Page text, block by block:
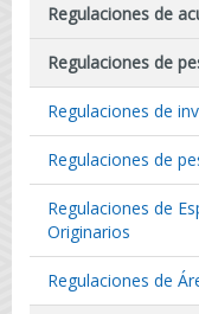
Regulaciones de
Regulaciones de
Regulaciones de
Regulaciones de
Regulaciones de
Originarios
Regulaciones de